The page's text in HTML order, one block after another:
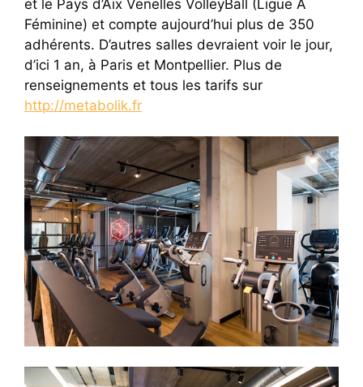
et le Pays d’Aix Venelles VolleyBall (Ligue A
Féminine) et compte aujourd’hui plus de 350
adhérents. D’autres salles devraient voir le jour,
d’ici 1 an, à Paris et Montpellier. Plus de
renseignements et tous les tarifs sur
http://metabolik.fr